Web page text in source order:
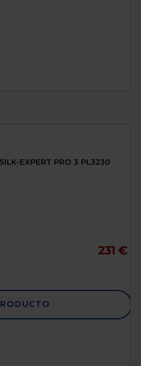
EXPERT PRO 3 PL3230
231 €